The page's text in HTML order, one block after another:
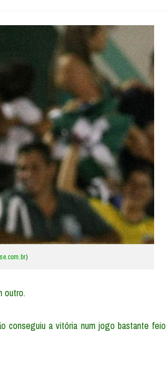
)
outro.
conseguiu a vitória num jogo bastante feio